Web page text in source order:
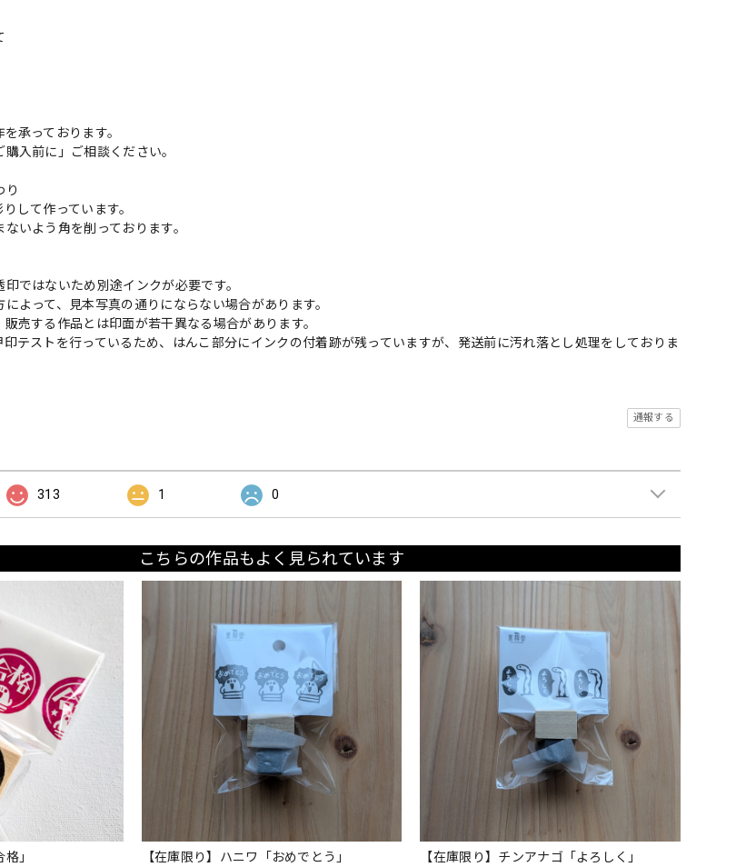
承っております。
入前に」ご相談ください。
り
して作っています。
いよう角を削っております。
印ではないため別途インクが必要です。
によって、見本写真の通りにならない場合があります。
販売する作品とは印面が若干異なる場合があります。
印テストを行っているため、はんこ部分にインクの付着跡が残っていますが、発送前に汚れ落とし処理をしておりま
通報する
313 1 0
こちらの作品もよく見られています
」 【在庫限り】ハニワ「おめでとう」 【在庫限り】チンアナゴ「よろしく」